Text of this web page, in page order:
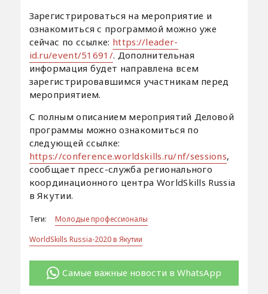
Зарегистрироваться на мероприятие и
ознакомиться с программой можно уже
сейчас по ссылке: https://leader-
id.ru/event/51691/. Дополнительная
информация будет направлена всем
зарегистрировавшимся участникам перед
мероприятием.
С полным описанием мероприятий Деловой
программы можно ознакомиться по
следующей ссылке:
https://conference.worldskills.ru/nf/sessions,
сообщает пресс-служба регионального
координационного центра WorldSkills Russia
в Якутии.
Теги:
Молодые профессионалы
WorldSkills Russia-2020 в Якутии
Самые важные новости в WhatsApp